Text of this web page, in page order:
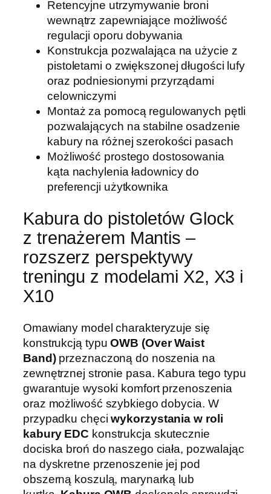
Retencyjne utrzymywanie broni
wewnątrz zapewniające możliwość
regulacji oporu dobywania
Konstrukcja pozwalająca na użycie z
pistoletami o zwiększonej długości lufy
oraz podniesionymi przyrządami
celowniczymi
Montaż za pomocą regulowanych pętli
pozwalających na stabilne osadzenie
kabury na różnej szerokości pasach
Możliwość prostego dostosowania
kąta nachylenia ładownicy do
preferencji użytkownika
Kabura do pistoletów Glock
z trenażerem Mantis –
rozszerz perspektywy
treningu z modelami X2, X3 i
X10
Omawiany model charakteryzuje się
konstrukcją typuOWB (Over Waist
Band)przeznaczoną do noszenia na
zewnętrznej stronie pasa. Kabura tego typu
gwarantuje wysoki komfort przenoszenia
oraz możliwość szybkiego dobycia. W
przypadku chęciwykorzystania w roli
kabury EDC konstrukcja skutecznie
dociska broń do naszego ciała, pozwalając
na dyskretne przenoszenie jej pod
obszerną koszulą, marynarką lub